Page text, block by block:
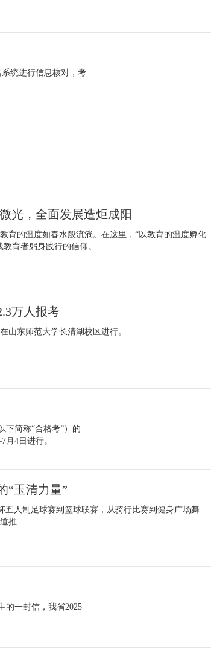
统进行信息核对，考
光，全面发展造炬成阳
育的温度如春水般流淌。在这里，“以教育的温度孵化
育者躬身践行的信仰。
万人报考
山东师范大学长清湖校区进行。
下简称“合格考”）的
4日进行。
“玉清力量”
五人制足球赛到篮球联赛，从骑行比赛到健身广场舞
推
的一封信，我省2025